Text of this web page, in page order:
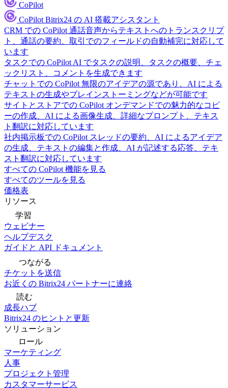
CoPilot
CoPilot Bitrix24 の AI 搭載アシスタント
CRM での CoPilot 通話音声からテキストへのトランスクリプ
ト、通話の要約、取引でのフィールドの自動補完に対応して
います
タスクでの CoPilot AI でタスクの説明、タスクの概要、チェ
ックリスト、コメントを生成できます
チャットでの CoPilot 無限のアイデアの源であり、AI による
テキストの生成やブレインストーミングなどが可能です
サイトとストアでの CoPilot オンデマンドでの魅力的なコピ
ーの作成、AI による画像生成、詳細なプロンプト、テキス
ト翻訳に対応しています
社内掲示板での CoPilot スレッドの要約、AI によるアイデア
の生成、テキストの編集と作成、AI が記述する応答、テキ
スト翻訳に対応しています
すべての CoPilot 機能を見る
すべてのツールを見る
価格表
リソース
学習
ウェビナー
ヘルプデスク
ガイドと API ドキュメント
つながる
チケットを送信
お近くの Bitrix24 パートナーに連絡
読む
成長ハブ
Bitrix24 のヒントと更新
ソリューション
ロール
マーケティング
人事
プロジェクト管理
カスタマーサービス